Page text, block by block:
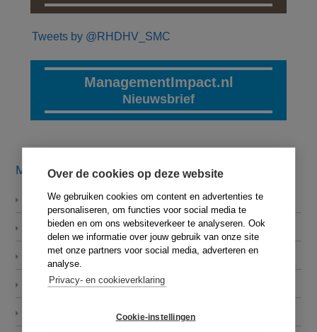
Over de cookies op deze website
We gebruiken cookies om content en advertenties te
personaliseren, om functies voor social media te
bieden en om ons websiteverkeer te analyseren. Ook
delen we informatie over jouw gebruik van onze site
met onze partners voor social media, adverteren en
analyse.
Privacy- en cookieverklaring
Cookie-instellingen
Tweets by @RHDHV_SMC
ManagementImpact.nl
Nieuwsbrief
MENU
HOME
HET BOEK
AUTEURS
ANDEREN OVER…